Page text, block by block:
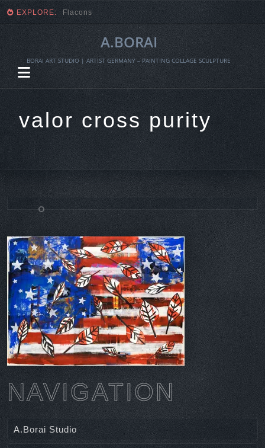
EXPLORE: Fragmente einer Ernte
A.BORAI
BORAI ART STUDIO | ARTIST GERMANY – PAINTING COLLAGE SCULPTURE
valor cross purity
Skip
to
content
NAVIGATION
A.Borai Studio